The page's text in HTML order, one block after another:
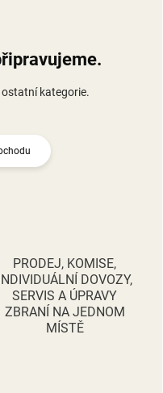
kategorie.
PRODEJ, KOMISE,
DOVOZY,
SERVIS A ÚPRAVY
ZBRANÍ NA JEDNOM
MÍSTĚ